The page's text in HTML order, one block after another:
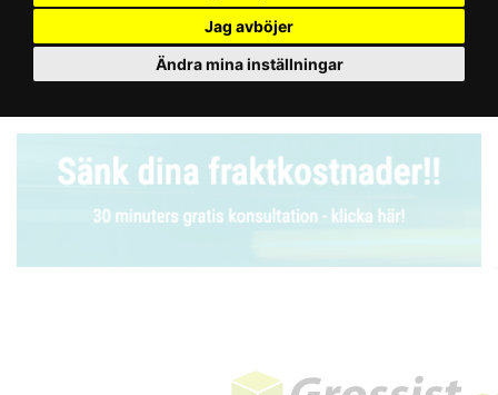
Jag avböjer
Ändra mina inställningar